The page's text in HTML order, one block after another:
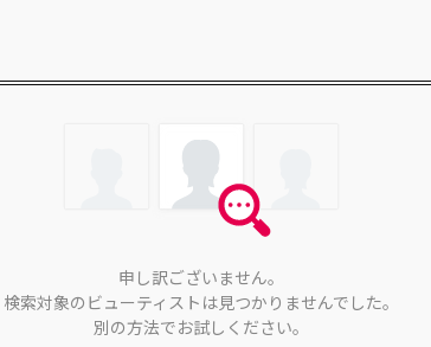
申し訳ございません。
検索対象のビューティストは見つかりませんでした。
別の方法でお試しください。